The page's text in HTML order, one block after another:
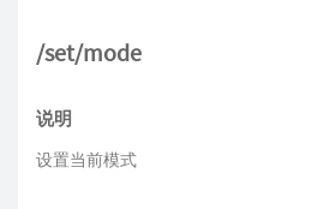
/set/mode
说明
设置当前模式